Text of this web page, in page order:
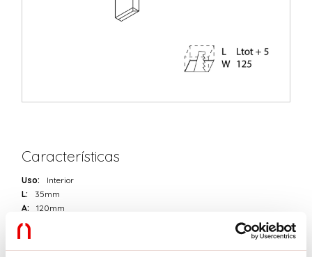
Características
Uso:
Interior
L:
35mm
A:
120mm
H:
Garantía:
5 años